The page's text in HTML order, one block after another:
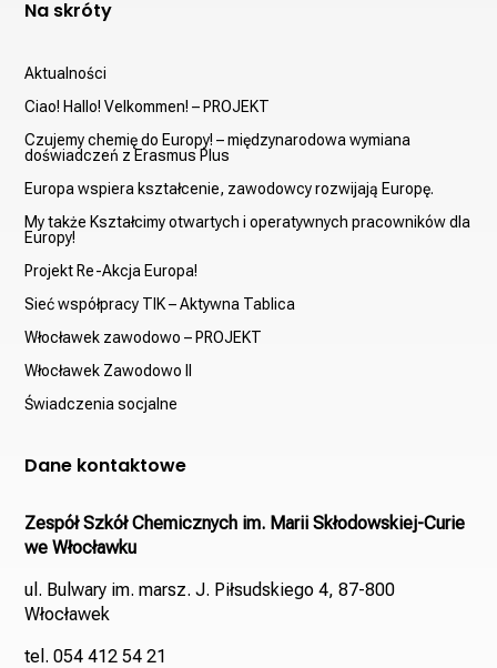
Na skróty
Aktualności
Ciao! Hallo! Velkommen! – PROJEKT
Czujemy chemię do Europy! – międzynarodowa wymiana
doświadczeń z Erasmus Plus
Europa wspiera kształcenie, zawodowcy rozwijają Europę.
My także Kształcimy otwartych i operatywnych pracowników dla
Europy!
Projekt Re-Akcja Europa!
Sieć współpracy TIK – Aktywna Tablica
Włocławek zawodowo – PROJEKT
Włocławek Zawodowo II
Świadczenia socjalne
Dane kontaktowe
Zespół Szkół Chemicznych im. Marii Skłodowskiej-Curie
we Włocławku
ul. Bulwary im. marsz. J. Piłsudskiego 4, 87-800
Włocławek
tel. 054 412 54 21